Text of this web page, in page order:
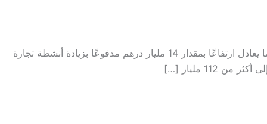
ذكرت صحيفة الخليج الإماراتية في 30 أغسطس 2025 أن ناتج دبي المحلي الإجمالي بالأسعار الثابتة في 2024 حقق نموًا بنسبة 3.2% ما يعادل ارتفاعًا بمقدار 14 مليار درهم مدفوعًا بزيادة أنشطة تجارة